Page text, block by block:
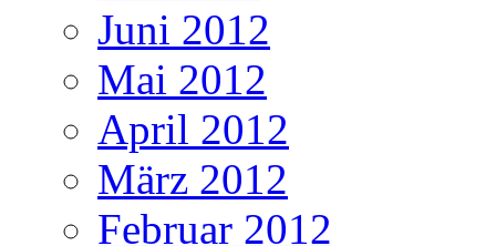
Juni 2012
Mai 2012
April 2012
März 2012
Februar 2012